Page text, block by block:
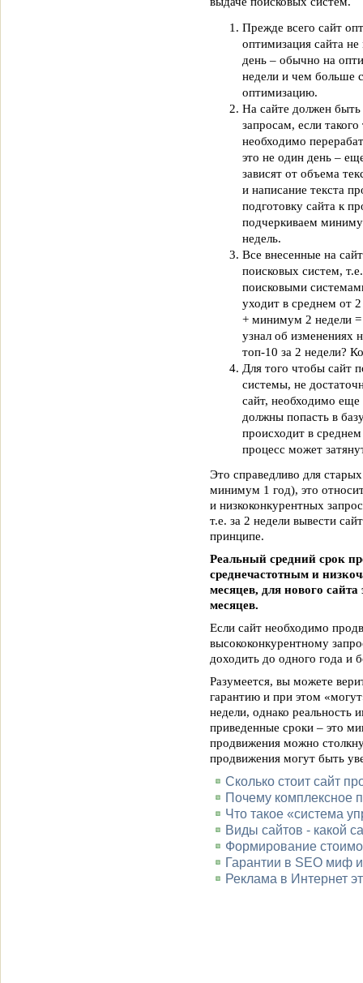
Прежде всего сайт
оптимизация сайта
день – обычно на
недели и чем больше
оптимизацию.
На сайте должен
запросам, если
необходимо
это не один день –
зависят от объема
и написание текста
подготовку сайта к
подчеркиваем
недель.
Все внесенные на
поисковых систем,
поисковыми
уходит в среднем от
+ минимум 2 недели
узнал об изменениях
топ-10 за 2 недели?
Для того чтобы сайт
системы, не
сайт, необходимо еще
должны попасть в
происходит в
процесс может
Это справедливо для
минимум 1 год), это
и низкоконкурентных
т.е. за 2 недели вывести
принципе.
Реальный средний срок
среднечастотным и
месяцев, для нового
месяцев.
Если сайт необходимо
высококонкурентному
доходить до одного года и
Разумеется, вы можете
гарантию и при этом
недели, однако реальность
приведенные сроки – это
продвижения можно
продвижения могут быть
Сколько стоит сайт
Почему комплексное
Что такое «система
Виды сайтов - какой
Формирование
Гарантии в SEO миф
Реклама в Интернет